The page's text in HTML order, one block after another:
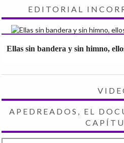
EDITORIAL
Ellas sin bandera y sin himno,
APEDREADOS, EL